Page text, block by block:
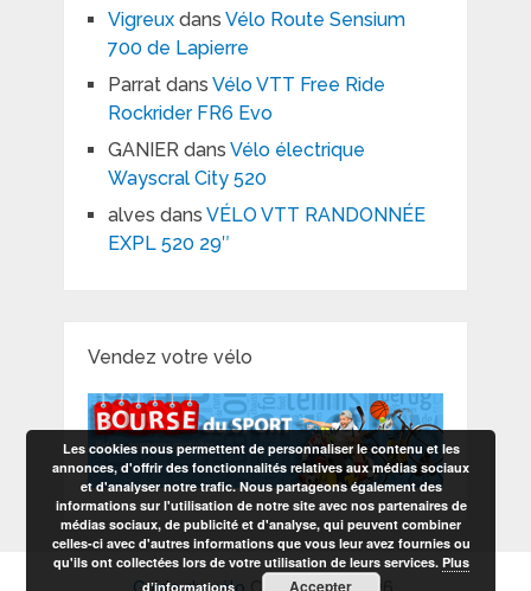
Vigreuxdans Vélo Route Sensium
700 de Lapierre
Parratdans Vélo VTT Free Ride
Rockrider FR6 Evo
GANIERdans Vélo électrique
Wayscral City 520
alves dans VÉLO VTT RANDONNÉE
EXPL 520 29″
Vendez votre vélo
Les cookies nous permettent de personnaliser le contenu et les
annonces, d'offrir des fonctionnalités relatives aux médias sociaux
et d'analyser notre trafic. Nous partageons également des
informations sur l'utilisation de notre site avec nos partenaires de
médias sociaux, de publicité et d'analyse, qui peuvent combiner
celles-ci avec d'autres informations que vous leur avez fournies ou
qu'ils ont collectées lors de votre utilisation de leurs services. Plus
d’informations
Accepter